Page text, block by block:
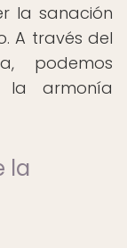
la sanación
A través del
podemos
la armonía
la